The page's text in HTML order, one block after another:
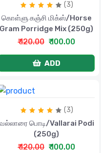
(3)
கொள்ளு கஞ்சி மிக்ஸ்/Horse
Gram Porridge Mix (250g)
₹ 120.00 ₹ 100.00
ADD
(3)
பொடி/Vallarai Podi
(250g)
₹ 120.00 ₹ 100.00